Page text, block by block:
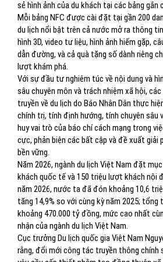
sẻ hình ảnh của du khách tại các bảng gắn
Mỗi bảng NFC được cài đặt tại gần 200
du lịch nổi bật trên cả nước mở ra thông
hình 3D, video tư liệu, hình ảnh hiếm gặp,
dẫn đường, và cả quà tặng số dành riêng
lượt khám phá.
Với sự đầu tư nghiêm túc về nội dung và
sâu chuyên môn và trách nhiệm xã hội,
truyền về du lịch do Báo Nhân Dân thực
chính trị, tính định hướng, tính chuyên sâu
huy vai trò của báo chí cách mạng trong
cực, phản biện các bất cập và đề xuất giải
bền vững.
Năm 2026, ngành du lịch Việt Nam đặt
khách quốc tế và 150 triệu lượt khách nội
năm 2026, nước ta đã đón khoảng 10,6
tăng 14,9% so với cùng kỳ năm 2025;
khoảng 470.000 tỷ đồng, mức cao nhất
nhận của ngành du lịch Việt Nam.
Cục trưởng Du lịch quốc gia Việt Nam
rằng, đổi mới công tác truyền thông chính